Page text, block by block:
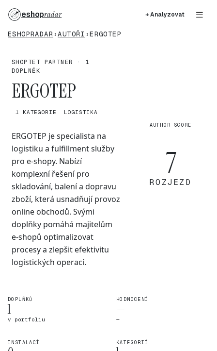
eshopradar + Analyzovat
ESHOPRADAR ›AUTOŘI ›ERGOTEP
SHOPTET PARTNER · 1
DOPLNĚK
ERGOTEP
1 KATEGORIE LOGISTIKA
ERGOTEP je specialista na
logistiku a fulfillment služby
pro e-shopy. Nabízí
komplexní řešení pro
skladování, balení a dopravu
zboží, která usnadňují provoz
online obchodů. Svými
doplňky pomáhá majitelům
e-shopů optimalizovat
procesy a zlepšit efektivitu
logistických operací.
AUTHOR SCORE
7
ROZJEZD
DOPLŇKŮ
1
v portfoliu
HODNOCENÍ
—
—
INSTALACÍ KATEGORIÍ